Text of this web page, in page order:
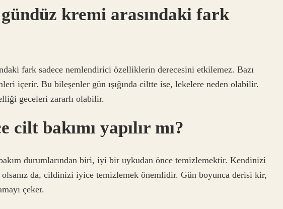
kremi arasındaki fark
fark sadece nemlendirici özelliklerin derecesini etkilemez. Bazı
içerir. Bu bileşenler gün ışığında ciltte ise, lekelere neden olabilir.
geceleri zararlı olabilir.
cilt bakımı yapılır mı?
durumlarından biri, iyi bir uykudan önce temizlemektir. Kendinizi
olsanız da, cildinizi iyice temizlemek önemlidir. Gün boyunca derisi kir,
çeker.